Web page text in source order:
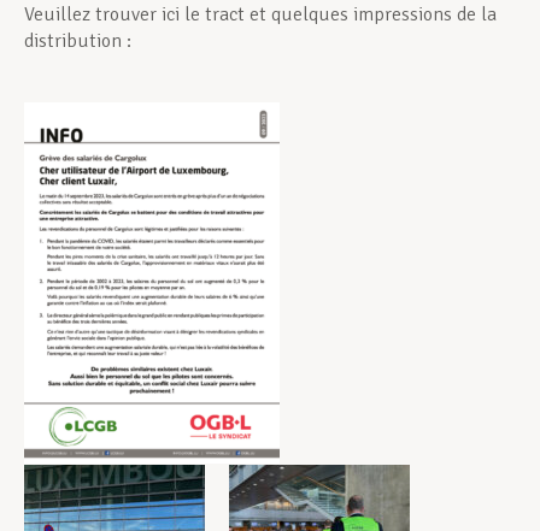
Veuillez trouver ici le tract et quelques impressions de la
distribution :